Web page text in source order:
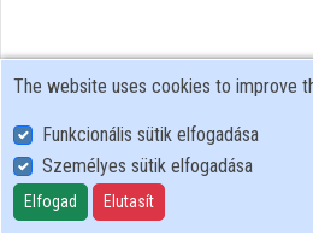
User Policy
Adatkezelési tájékoztató (en)
Cookie Policy
The website uses cookies to improve
Funkcionális sütik elfogadása
Személyes sütik elfogadása
Elfogad Elutasít